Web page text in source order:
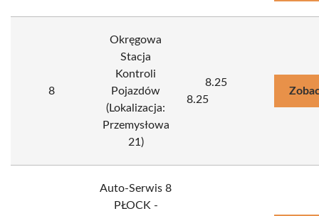
8
Okręgowa
Stacja
Kontroli
Pojazdów
(Lokalizacja:
Przemysłowa
21)
8.25
8.25
Auto-Serwis 8
PŁOCK -